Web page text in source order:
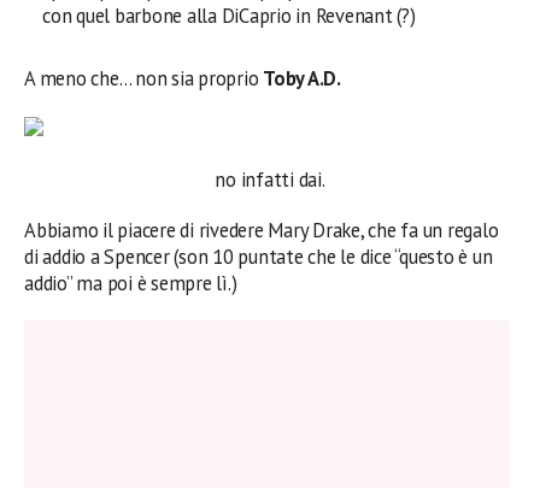
con quel barbone alla DiCaprio in Revenant (?)
A meno che… non sia proprio Toby A.D.
no infatti dai.
Abbiamo il piacere di rivedere Mary Drake, che fa un regalo
di addio a Spencer (son 10 puntate che le dice “questo è un
addio” ma poi è sempre lì.)